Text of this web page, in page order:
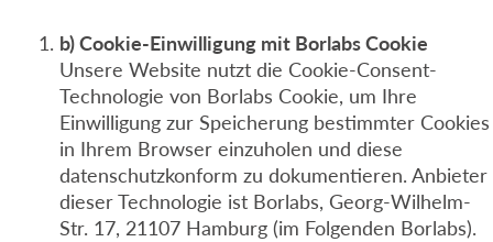
b) Cookie-Einwilligung mit Borlabs Cookie
Unsere Website nutzt die Cookie-Consent-
Technologie von Borlabs Cookie, um Ihre
Einwilligung zur Speicherung bestimmter Cookies
in Ihrem Browser einzuholen und diese
datenschutzkonform zu dokumentieren. Anbieter
dieser Technologie ist Borlabs, Georg-Wilhelm-
Str. 17, 21107 Hamburg (im Folgenden Borlabs).